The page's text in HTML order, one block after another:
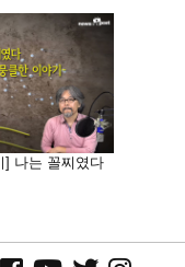
] 나는 꼴찌였다